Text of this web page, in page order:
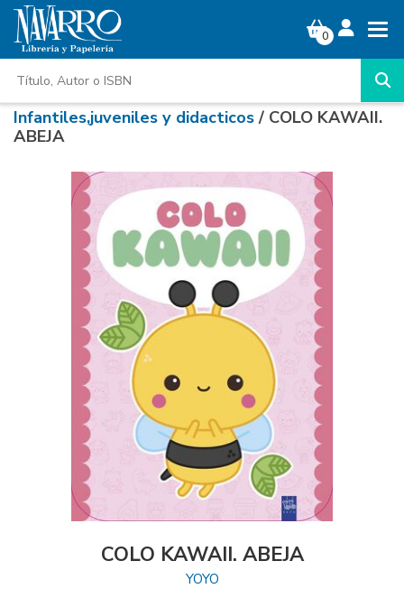
0
Infantiles,juveniles y didacticos/ COLO KAWAII.
ABEJA
COLO KAWAII. ABEJA
YOYO